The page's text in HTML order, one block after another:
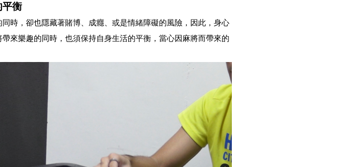
衡
時，卻也隱藏著賭博、成癮、或是情緒障礙的風險，因此，身心
來樂趣的同時，也須保持自身生活的平衡，當心因麻將而帶來的